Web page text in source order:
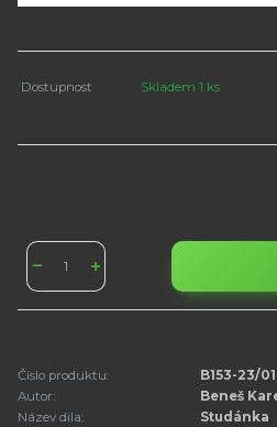
Dostupnost Skladem 1 ks
Číslo produktu:
B153-23/
Autor:
Beneš
Název díla:
Studánka